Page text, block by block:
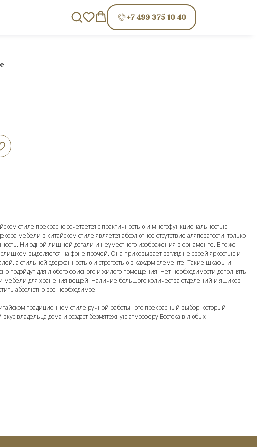
+7 499 375 10 40
стиле прекрасно сочетается с практичностью и многофункциональностью.
мебели в китайском стиле является абсолютное отсутствие аляповатости: только
Ни одной лишней детали и неуместного изображения в орнаменте. В то же
выделяется на фоне прочей. Она приковывает взгляд не своей яркостью и
а стильной сдержанностью и строгостью в каждом элементе. Такие шкафы и
подойдут для любого офисного и жилого помещения. Нет необходимости дополнять
мебели для хранения вещей. Наличие большого количества отделений и ящиков
абсолютно все необходимое.
традиционном стиле ручной работы - это прекрасный выбор. который
владельца дома и создаст безмятежную атмосферу Востока в любых